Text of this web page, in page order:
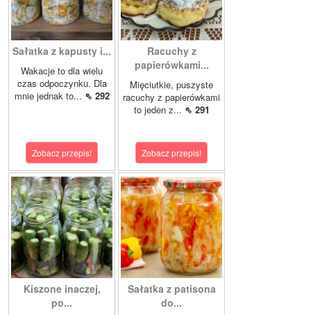
Sałatka z kapusty i...
Wakacje to dla wielu
czas odpoczynku. Dla
mnie jednak to... ⇖ 292
Zobacz przepis!
Racuchy z
papierówkami...
Mięciutkie, puszyste
racuchy z papierówkami
to jeden z... ⇖ 291
Zobacz przepis!
Kiszone inaczej,
po...
Sałatka z patisona
do...